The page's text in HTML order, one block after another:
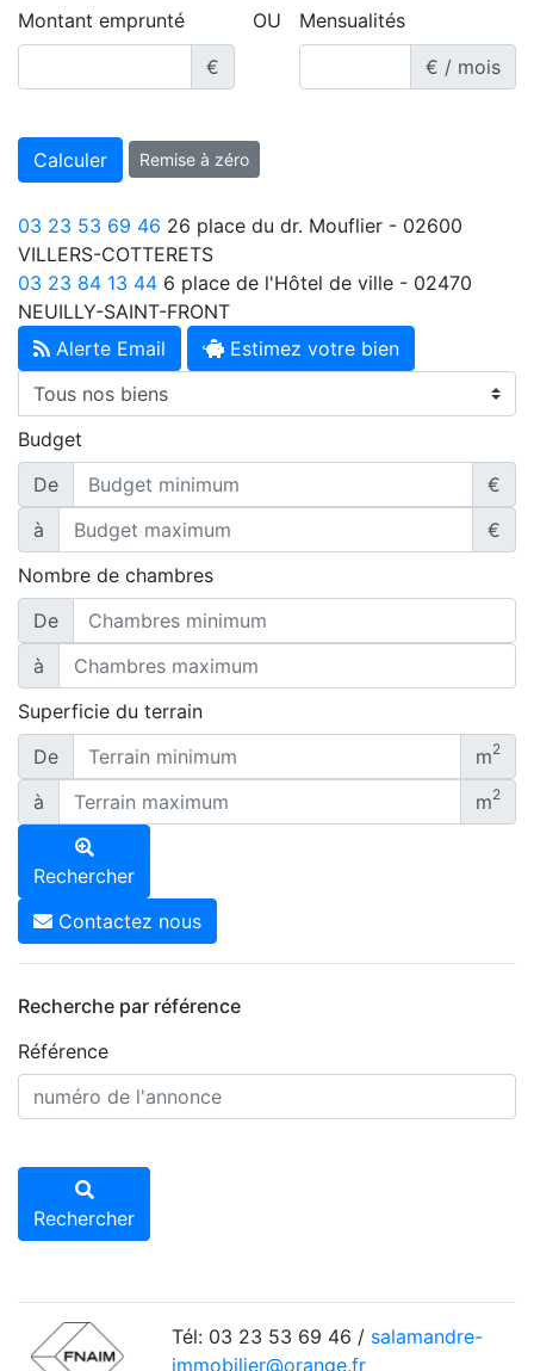
Montant emprunté
€
OU
Mensualités
€ / mois
Calculer Remise à zéro
03 23 53 69 46 26 place du dr. Mouflier - 02600
VILLERS-COTTERETS
03 23 84 13 44 6 place de l'Hôtel de ville - 02470
NEUILLY-SAINT-FRONT
Alerte Email
Estimez votre bien
Budget
De
€
à
€
Nombre de chambres
De
à
Superficie du terrain
De
m2
à m2
Rechercher
Contactez nous
Recherche par référence
Référence
Rechercher
Tél: 03 23 53 69 46 / salamandre-
immobilier@orange.fr